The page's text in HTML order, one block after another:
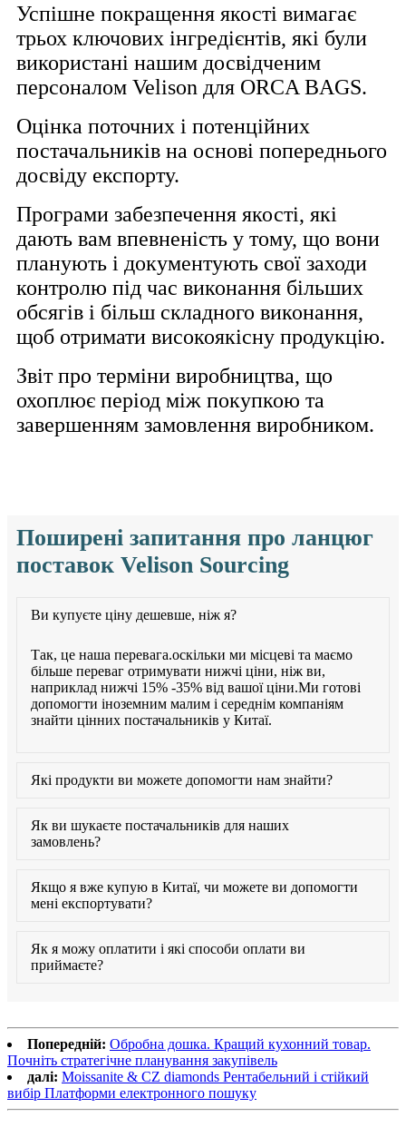
Успішне покращення якості вимагає
трьох ключових інгредієнтів, які були
використані нашим досвідченим
персоналом Velison для ORCA BAGS.
Оцінка поточних і потенційних
постачальників на основі попереднього
досвіду експорту.
Програми забезпечення якості, які
дають вам впевненість у тому, що вони
планують і документують свої заходи
контролю під час виконання більших
обсягів і більш складного виконання,
щоб отримати високоякісну продукцію.
Звіт про терміни виробництва, що
охоплює період між покупкою та
завершенням замовлення виробником.
Поширені запитання про ланцюг
поставок Velison Sourcing
Ви купуєте ціну дешевше, ніж я?
Так, це наша перевага.оскільки ми місцеві та маємо
більше переваг отримувати нижчі ціни, ніж ви,
наприклад нижчі 15% -35% від вашої ціни.Ми готові
допомогти іноземним малим і середнім компаніям
знайти цінних постачальників у Китаї.
Які продукти ви можете допомогти нам знайти?
Як ви шукаєте постачальників для наших
замовлень?
Якщо я вже купую в Китаї, чи можете ви допомогти
мені експортувати?
Як я можу оплатити і які способи оплати ви
приймаєте?
Попередній: Обробна дошка. Кращий кухонний товар.
Почніть стратегічне планування закупівель
далі: Moissanite & CZ diamonds Рентабельний і стійкий
вибір Платформи електронного пошуку